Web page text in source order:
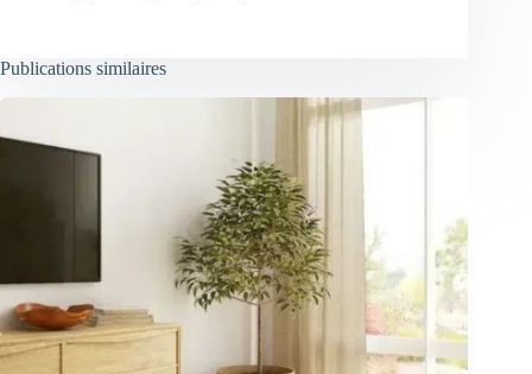
Publications similaires